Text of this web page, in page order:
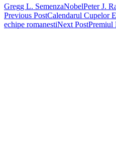
Gregg L. SemenzaNobelPeter J.
Post
navigation
Previous PostCalendarul Cupelor
echipe romanestiNext PostPremiul